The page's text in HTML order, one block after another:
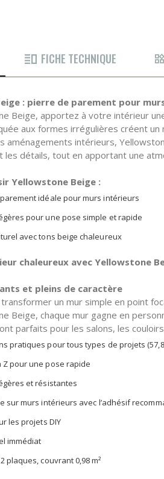
: pierre de parement pour
Beige, apportez à votre intérieur
aux formes irrégulières créent
aménagements intérieurs,
les détails, tout en apportant une
Yellowstone Beige :
idéale pour murs intérieurs
pour une pose simple et rapide
avec tons beige chaleureux
chaleureux avec Yellowstone
et pleins de caractère
un mur simple en point
Beige, chaque mur gagne en
parfaits pour les salons, les
pratiques pour tous types de projets
Z pour une pose rapide
et résistantes
sur murs intérieurs avec l’adhésif
les projets DIY
immédiat
plaques, couvrant 0,98 m²
FICHE TECHNIQUE